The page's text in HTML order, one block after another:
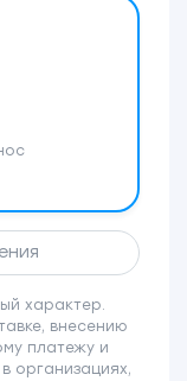
характер.
внесению
платежу и
организациях,